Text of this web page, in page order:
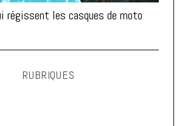
régissent les casques de moto
RUBRIQUES